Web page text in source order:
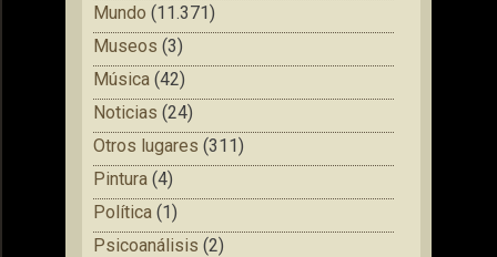
Mundo (11.371)
Museos (3)
Música (42)
Noticias (24)
Otros lugares (311)
Pintura (4)
Política (1)
Psicoanálisis (2)